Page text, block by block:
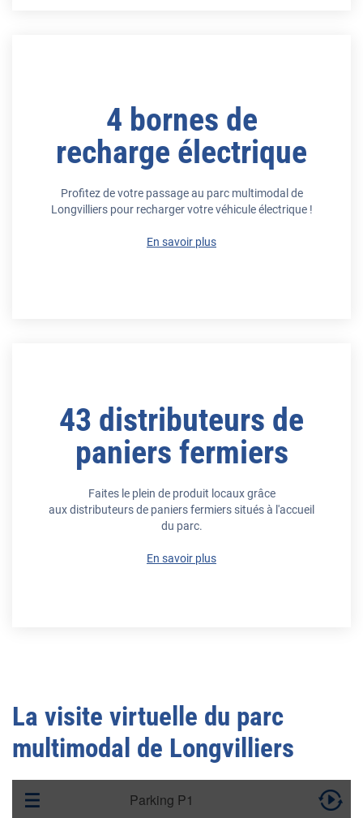
4 bornes de
recharge électrique
Profitez de votre passage au parc multimodal de
Longvilliers pour recharger votre véhicule électrique !
En savoir plus
43 distributeurs de
paniers fermiers
Faites le plein de produit locaux grâce
aux distributeurs de paniers fermiers situés à l'accueil
du parc.
En savoir plus
La visite virtuelle du parc
multimodal de Longvilliers